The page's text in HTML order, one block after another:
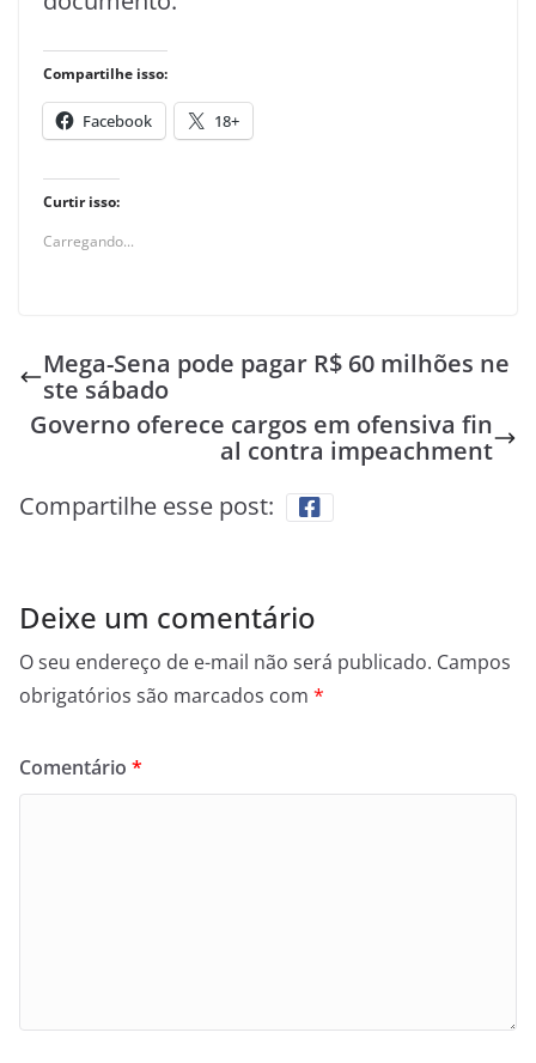
Compartilhe isso:
Facebook 18+
Curtir isso:
Carregando...
Mega-Sena pode pagar R$ 60 milhões ne
ste sábado
Governo oferece cargos em ofensiva fin
al contra impeachment
Compartilhe esse post:
Deixe um comentário
O seu endereço de e-mail não será publicado. Campos
obrigatórios são marcados com *
Comentário *